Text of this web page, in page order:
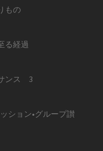
もの
る経過
ンス 3
ション•グループ讃